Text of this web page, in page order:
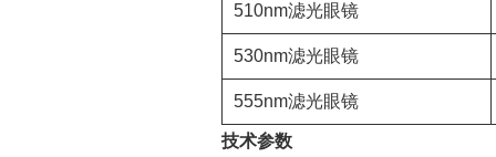
510nm滤光眼镜
530nm滤光眼镜
555nm滤光眼镜
技术参数